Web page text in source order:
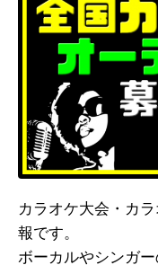
カラオケ大会・カ
報です。
ボーカルやシンガ